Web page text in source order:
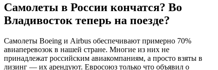
Самолеты в России кончатся? Во
Владивосток теперь на поезде?
Самолеты Boeing и Airbus обеспечивают примерно 70%
авиаперевозок в нашей стране. Многие из них не
принадлежат российским авиакомпаниям, а просто взяты в
лизинг — их арендуют. Евросоюз только что объявил о